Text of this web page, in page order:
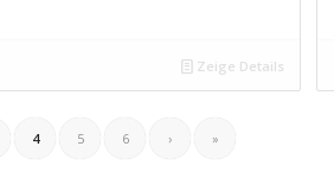
Zeige Details
4 5 6 › »